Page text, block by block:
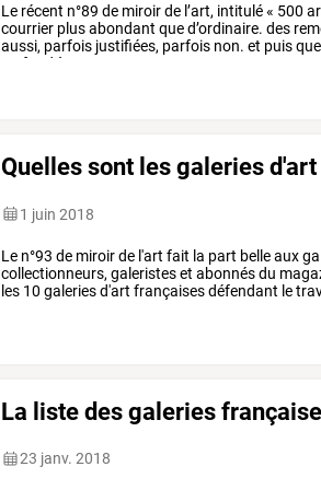
Le récent n°89 de miroirde l’art, intitulé« 500
courrier plusabondant qued’ordinaire. des
aussi, parfois justifiées, parfois non. et puis
fond à
Quelles sont les galeries
1 juin 2018
Le n°93 de miroirde l'art fait la part belleaux
collectionneurs, galeristeset abonnésdu
les 10 galeriesd'art françaisesdéfendant le
La liste des galeries
23 janv. 2018